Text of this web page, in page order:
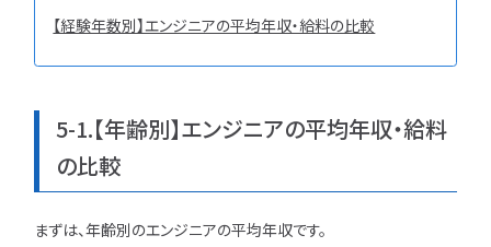
【経験年数別】エンジニアの平均年収・給料の比較
5-1.【年齢別】エンジニアの平均年収・給料
の比較
まずは、年齢別のエンジニアの平均年収です。